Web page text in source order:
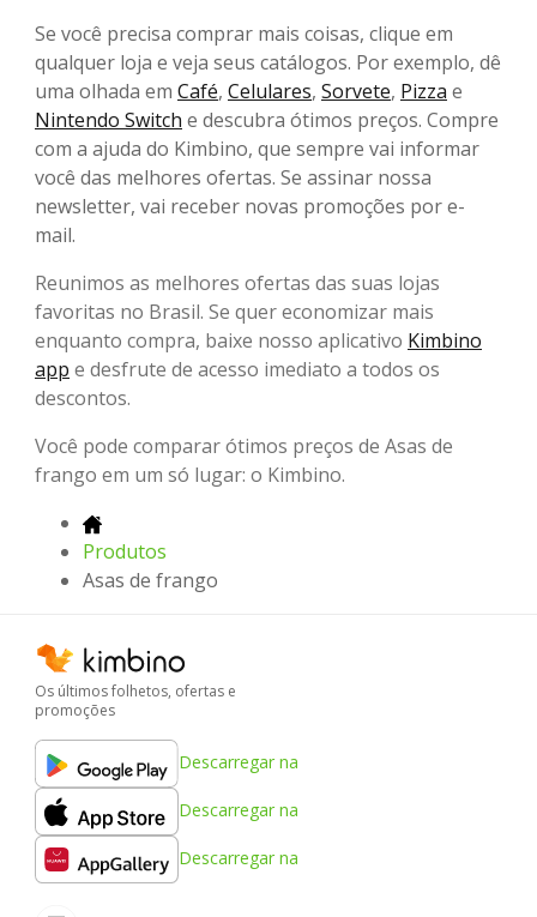
Se você precisa comprar mais coisas, clique em
qualquer loja e veja seus catálogos. Por exemplo, dê
uma olhada em Café, Celulares, Sorvete, Pizza e
Nintendo Switch e descubra ótimos preços. Compre
com a ajuda do Kimbino, que sempre vai informar
você das melhores ofertas. Se assinar nossa
newsletter, vai receber novas promoções por e-
mail.
Reunimos as melhores ofertas das suas lojas
favoritas no Brasil. Se quer economizar mais
enquanto compra, baixe nosso aplicativo Kimbino
app e desfrute de acesso imediato a todos os
descontos.
Você pode comparar ótimos preços de Asas de
frango em um só lugar: o Kimbino.
Produtos
Asas de frango
Os últimos folhetos, ofertas e
promoções
Descarregar na
Descarregar na
Descarregar na